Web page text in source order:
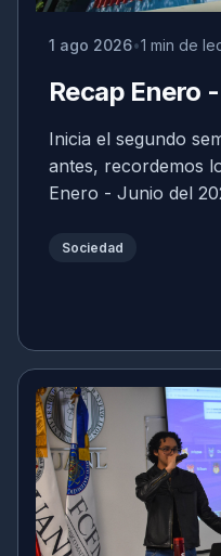
1 ago 2026 1 min de
Recap Enero
Inicia el segundo
antes, recordemos
Enero - Junio del
Sociedad